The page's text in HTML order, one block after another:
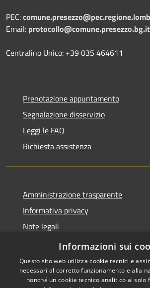
PEC:
Email: protocollo@comune.presezzo.bg.it
Centralino Unico: +39 035 464611
Prenotazione appuntamento
Segnalazione disservizio
Leggi le FAQ
Richiesta assistenza
Amministrazione trasparente
Informativa privacy
Note legali
Dichiarazione di accessibilità
Informazioni sui
Questo sito web utilizza cookie tecnici e
necessari al corretto funzionamento e alla
nonché un cookie tecnico analitico al solo